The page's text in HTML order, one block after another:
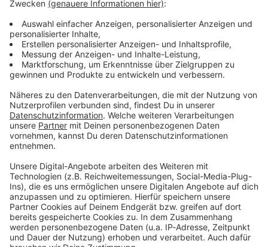
A643 Autobahn
1
B12 1 BundesstraßeB12